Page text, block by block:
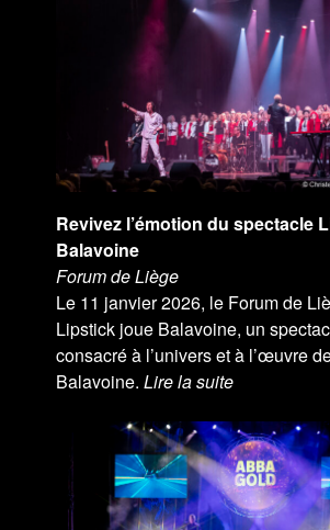
Revivez l’émotion du spectacle
Balavoine
Forum de Liège
Le 11 janvier 2026, le Forum de
Lipstick joue Balavoine, un
consacré à l’univers et à l’œuvre
Balavoine. Lire la suite